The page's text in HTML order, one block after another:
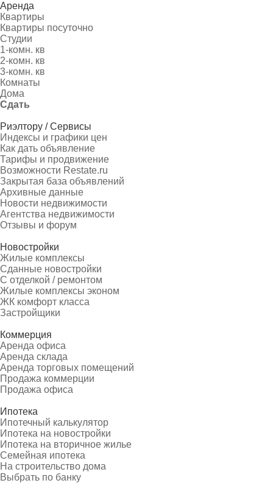
Аренда
Квартиры
Квартиры посуточно
Студии
1-комн. кв
2-комн. кв
3-комн. кв
Комнаты
Дома
Сдать
Риэлтору / Сервисы
Индексы и графики цен
Как дать объявление
Тарифы и продвижение
Возможности Restate.ru
Закрытая база объявлений
Архивные данные
Новости недвижимости
Агентства недвижимости
Отзывы и форум
Новостройки
Жилые комплексы
Сданные новостройки
С отделкой / ремонтом
Жилые комплексы эконом
ЖК комфорт класса
Застройщики
Коммерция
Аренда офиса
Аренда склада
Аренда торговых помещений
Продажа коммерции
Продажа офиса
Ипотека
Ипотечный калькулятор
Ипотека на новостройки
Ипотека на вторичное жилье
Семейная ипотека
На строительство дома
Выбрать по банку